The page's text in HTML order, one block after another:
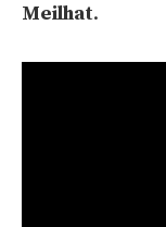
Meilhat.